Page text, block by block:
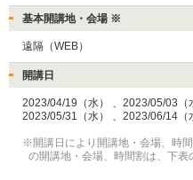
基本開講地・会場 ※
遠隔（WEB）
開講日
2023/04/19（水） 、2023/05/03（
2023/05/31（水）
、2023/06/14（
※開講日により開講地・会場、時
の開講地・会場、時間割は、下表